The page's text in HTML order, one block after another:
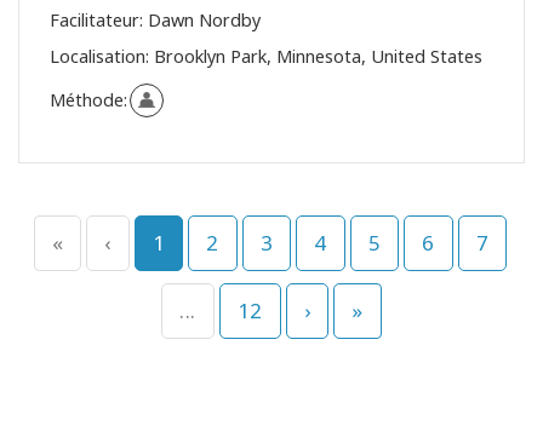
Facilitateur: Dawn Nordby
Localisation: Brooklyn Park, Minnesota, United States
Méthode:
« ‹ 1 2 3 4 5 6 7
... 12 › »